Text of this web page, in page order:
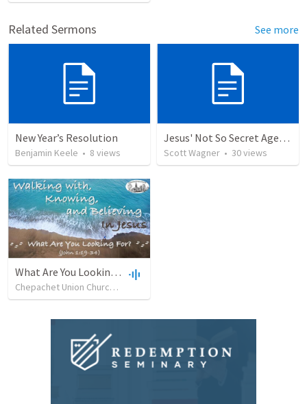
Related Sermons See more
New Year’s Resolution
Benjamin Keele • 8 views
Jesus' Not So Secret Agenda
Scott Wagner • 30views
What Are You Looking For (John 1:19-34)
Chepachet Union Church•